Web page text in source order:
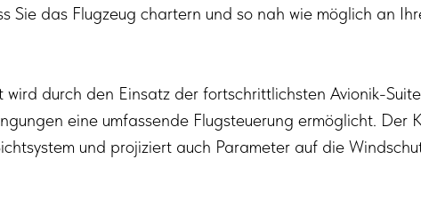
Sie das Flugzeug chartern und so nah wie möglich an
wird durch den Einsatz der fortschrittlichsten Avionik-
eine umfassende Flugsteuerung ermöglicht. Der
und projiziert auch Parameter auf die